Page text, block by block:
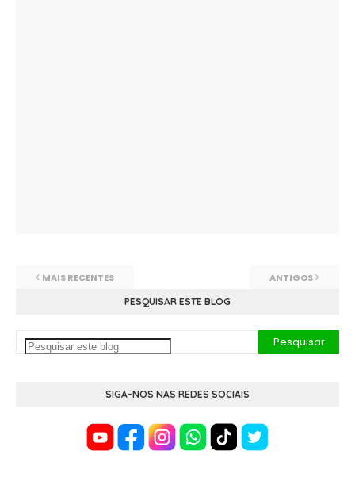
MAIS RECENTES ANTIGOS
PESQUISAR ESTE BLOG
SIGA-NOS NAS REDES SOCIAIS